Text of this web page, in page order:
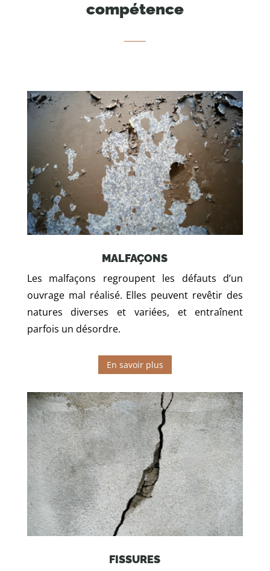
compétence
MALFAÇONS
Les malfaçons regroupent les défauts d’un
ouvrage mal réalisé. Elles peuvent revêtir des
natures diverses et variées, et entraînent
parfois un désordre.
En savoir plus
FISSURES